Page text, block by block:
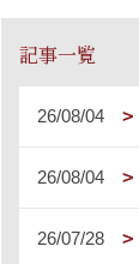
記事一覧
26/08/04
26/08/04
26/07/28